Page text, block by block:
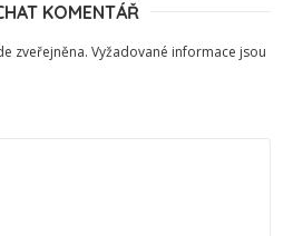
KOMENTÁŘ
zveřejněna. Vyžadované informace jsou